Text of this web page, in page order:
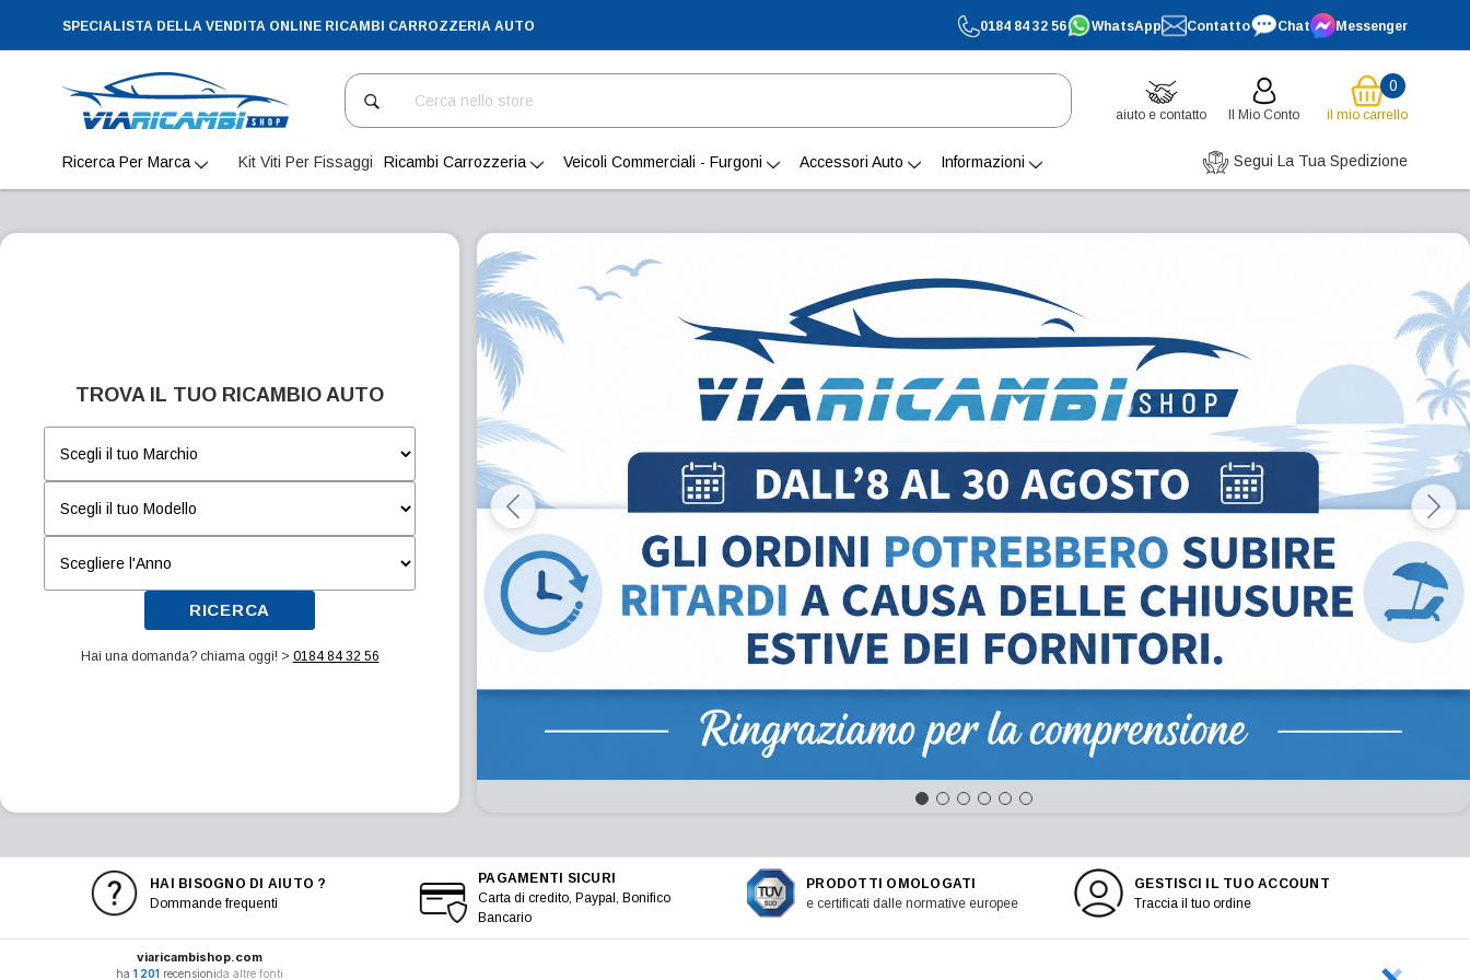
SPECIALISTA DELLA VENDITA ONLINE RICAMBI CARROZZERIA AUTO 0184 84 32 56 WhatsApp Contatto Chat Messenger
Cerca
aiuto e contatto Il Mio Conto
0
il mio carrello
Ricerca Per Marca Kit Viti Per Fissaggi Ricambi Carrozzeria Veicoli Commerciali - Furgoni Accessori Auto Informazioni Segui La Tua Spedizione
TROVA IL TUO RICAMBIO AUTO
RICERCA
Hai una domanda? chiama oggi! > 0184 84 32 56
HAI BISOGNO DI AIUTO ?
Dommande frequenti
PAGAMENTI SICURI
Carta di credito, Paypal, Bonifico
Bancario
PRODOTTI OMOLOGATI
e certificati dalle normative europee
GESTISCI IL TUO ACCOUNT
Traccia il tuo ordine
viaricambishop.com
ha 1 201 recensionida altre fonti